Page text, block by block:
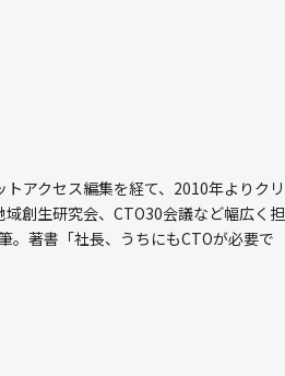
アクセス編集を経て、2010年よりクリ
創生研究会、CTO30会議など幅広く担
。著書「社長、うちにもCTOが必要で